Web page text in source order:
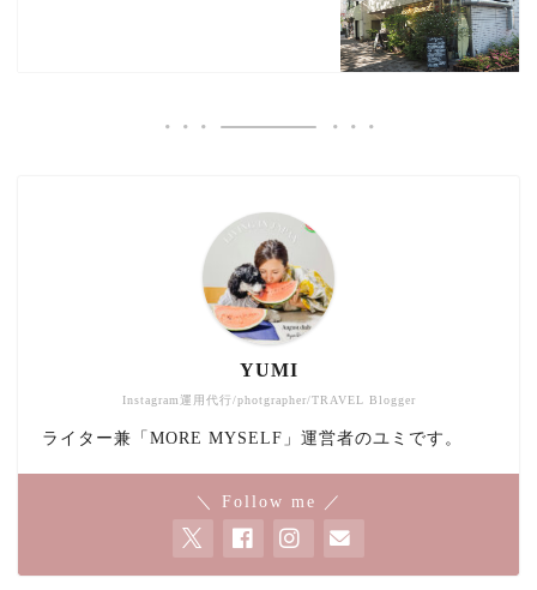
Instagram運用代行/photgrapher/TRAVEL Blogger
YUMI
ライター兼「MORE MYSELF」運営者のユミです。
＼ Follow me ／